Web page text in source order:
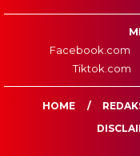
Facebook.com
Tiktok.com
HOME